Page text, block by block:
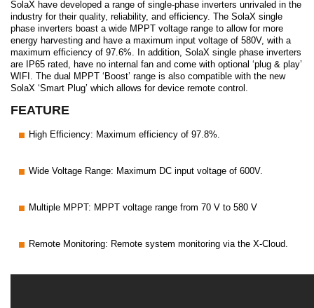
SolaX have developed a range of single-phase inverters unrivaled in the
industry for their quality, reliability, and efficiency. The SolaX single
phase inverters boast a wide MPPT voltage range to allow for more
energy harvesting and have a maximum input voltage of 580V, with a
maximum efficiency of 97.6%. In addition, SolaX single phase inverters
are IP65 rated, have no internal fan and come with optional ‘plug & play’
WIFI. The dual MPPT ‘Boost’ range is also compatible with the new
SolaX ‘Smart Plug’ which allows for device remote control.
FEATURE
High Efficiency: Maximum efficiency of 97.8%.
Wide Voltage Range: Maximum DC input voltage of 600V.
Multiple MPPT: MPPT voltage range from 70 V to 580 V
Remote Monitoring: Remote system monitoring via the X-Cloud.